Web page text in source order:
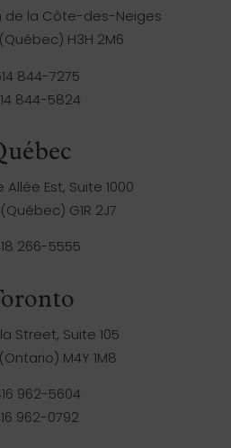
de la Côte-des-Neiges
H3H 2M6
844-7275
844-5824
Est, Suite 1000
G1R 2J7
266-5555
Street, Suite 105
M4Y 1M8
962-5604
962-0792